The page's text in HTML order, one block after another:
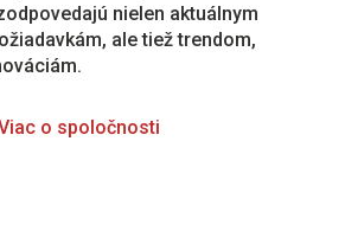
nielen aktuálnym
ale tiež trendom,
o spoločnosti